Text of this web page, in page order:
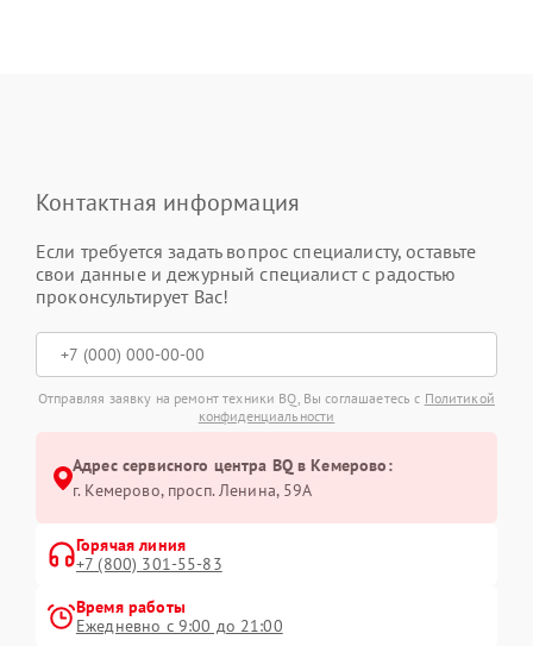
Контактная информация
Если требуется задать вопрос специалисту, оставьте
свои данные и дежурный специалист с радостью
проконсультирует Вас!
Отправляя заявку на ремонт техники BQ, Вы соглашаетесь с Политикой
конфиденциальности
Адрес сервисного центра BQ в Кемерово:
г. Кемерово, просп. Ленина, 59А
Горячая линия
+7 (800) 301-55-83
Время работы
Ежедневно с 9:00 до 21:00